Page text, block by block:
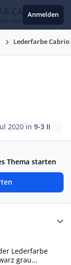
CARS
Gemeinschaft
Anmelden
Lederfarbe
2020 in9-3 II
Thema starten
Lederfarbe
grau...